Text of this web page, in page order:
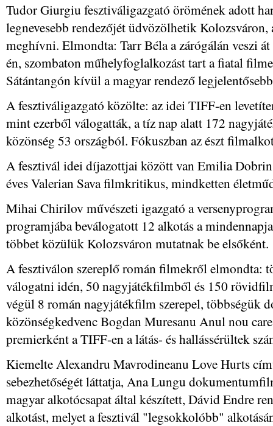
Tudor Giurgiu fesztiváligazgató örömének adott
legnevesebb rendezőjét üdvözölhetik Kolozsváron,
meghívni. Elmondta: Tarr Béla a zárógálán veszi
én, szombaton műhelyfoglalkozást tart a fiatal
Sátántangón kívül a magyar rendező
A fesztiváligazgató közölte: az idei TIFF-en
mint ezerből válogatták, a tíz nap alatt 172
közönség 53 országból. Fókuszban az észt
A fesztivál idei díjazottjai között van Emilia Dobrin
éves Valerian Sava filmkritikus, mindketten
Mihai Chirilov művészeti igazgató a
programjába beválogatott 12 alkotás a
többet közülük Kolozsváron mutatnak be elsőként.
A fesztiválon szereplő román filmekről elmondta:
válogatni idén, 50 nagyjátékfilmből és 150
végül 8 román nagyjátékfilm szerepel, többségük
közönségkedvenc Bogdan Muresanu Anul nou
premierként a TIFF-en a látás- és hallássérültek
Kiemelte Alexandru Mavrodineanu Love Hurts
sebezhetőségét láttatja, Ana Lungu
magyar alkotócsapat által készített, Dávid Endre
alkotást, melyet a fesztivál "legsokkolóbb"